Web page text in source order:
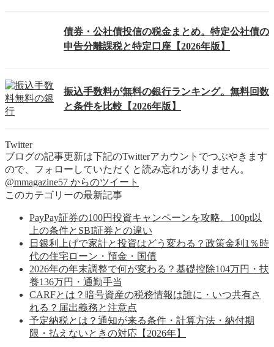
債券・公社債投信の税金まとめ。特定公社債の
申告分離課税と特定口座【2026年版】
振込手数料が無料の銀行ランキング。無料回数
と条件を比較【2026年版】
Twitter
ブログの記事更新は下記のTwitterアカウントでつぶやきます
ので、フォローしていただくと読み忘れがありません。
@mmagazine57 からのツイート
このカテゴリーの最新記事
PayPay証券の100円投資キャンペーンを攻略。100pt以
上の条件とSBI証券との違い
日銀利上げで家計と投資はどう変わる？政策金利1％時
代の住宅ローン・預金・国債
2026年の年末調整で何が変わる？基礎控除104万円・扶
養136万円・通勤手当
CARFとは？暗号資産の税務情報は誰に・いつ共有さ
れる？届出義務と注意点
予定納税とは？通知が来る条件・計算方法・納付期
限・払えないときの対応【2026年】